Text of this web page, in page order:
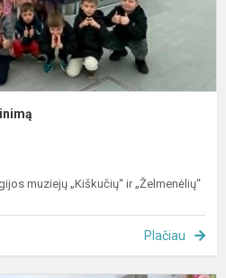
muziejų „Kiškučių“ ir „Želmenėlių“
Plačiau